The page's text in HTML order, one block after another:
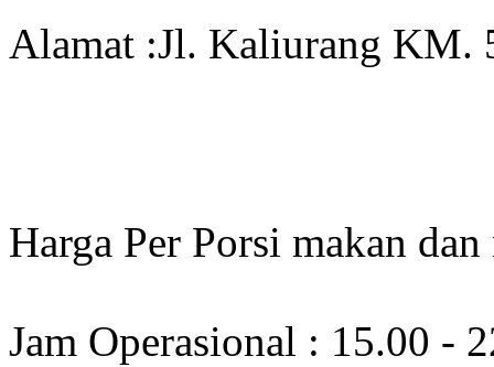
Alamat :Jl. Kaliurang KM.
Harga Per Porsi makan
Jam Operasional : 15.00 -